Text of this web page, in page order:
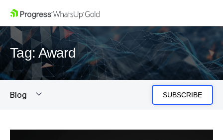
Tag: Award
Blog SUBSCRIBE